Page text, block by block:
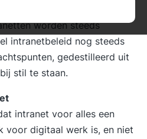
met de dag. De keuzes
worden steeds
intranetbeleid nog steeds
gedestilleerd uit
stil te staan.
intranet voor alles een
voor digitaal werk is, en niet